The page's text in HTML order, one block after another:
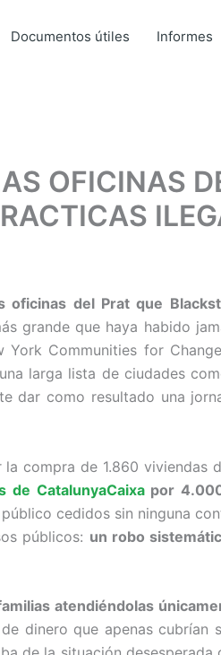
Documentos útiles Informes
OFICINAS
del Prat que
grande que haya habido
Communities for
larga lista de ciudades
dar como resultado una
compra de 1.860 viviendas
CatalunyaCaixapor
cedidos sin ninguna
públicos: un robo
atendiéndolas
dinero que apenas cubrían